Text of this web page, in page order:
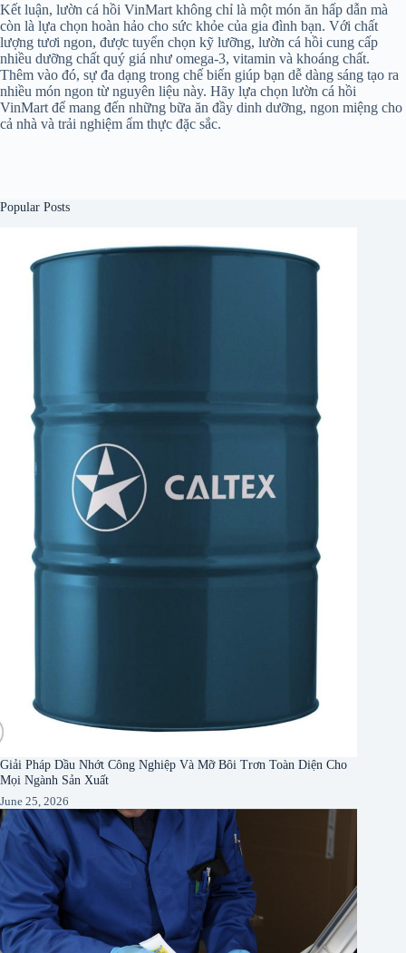
Kết luận, lườn cá hồi VinMart không chỉ là một món ăn hấp dẫn mà
còn là lựa chọn hoàn hảo cho sức khỏe của gia đình bạn. Với chất
lượng tươi ngon, được tuyển chọn kỹ lưỡng, lườn cá hồi cung cấp
nhiều dưỡng chất quý giá như omega-3, vitamin và khoáng chất.
Thêm vào đó, sự đa dạng trong chế biến giúp bạn dễ dàng sáng tạo ra
nhiều món ngon từ nguyên liệu này. Hãy lựa chọn lườn cá hồi
VinMart để mang đến những bữa ăn đầy dinh dưỡng, ngon miệng cho
cả nhà và trải nghiệm ẩm thực đặc sắc.
Popular Posts
Giải Pháp Dầu Nhớt Công Nghiệp Và Mỡ Bôi Trơn Toàn Diện Cho
Mọi Ngành Sản Xuất
June 25, 2026